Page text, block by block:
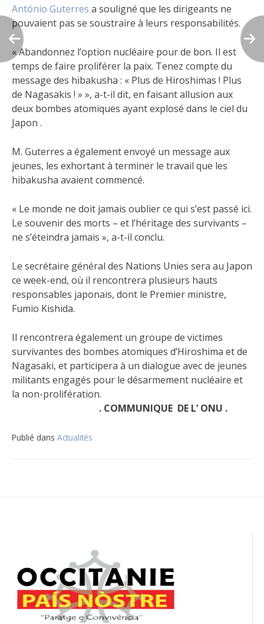
António Guterres a souligné que les dirigeants ne
pouvaient pas se soustraire à leurs responsabilités.
« Abandonnez l’option nucléaire pour de bon. Il est
temps de faire proliférer la paix. Tenez compte du
message des hibakusha : « Plus de Hiroshimas ! Plus
de Nagasakis ! » », a-t-il dit, en faisant allusion aux
deux bombes atomiques ayant explosé dans le ciel du
Japon .
M. Guterres a également envoyé un message aux
jeunes, les exhortant à terminer le travail que les
hibakusha avaient commencé.
« Le monde ne doit jamais oublier ce qui s’est passé ici.
Le souvenir des morts – et l’héritage des survivants –
ne s’éteindra jamais », a-t-il conclu.
Le secrétaire général des Nations Unies sera au Japon
ce week-end, où il rencontrera plusieurs hauts
responsables japonais, dont le Premier ministre,
Fumio Kishida.
Il rencontrera également un groupe de victimes
survivantes des bombes atomiques d’Hiroshima et de
Nagasaki, et participera à un dialogue avec de jeunes
militants engagés pour le désarmement nucléaire et
la non-prolifération.
. COMMUNIQUE DE L’ ONU .
Publié dans Actualités